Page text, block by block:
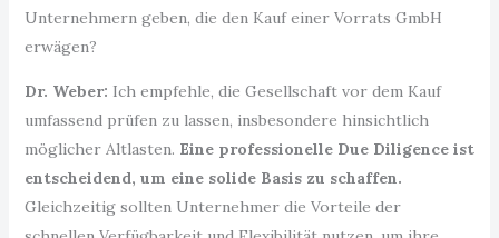
Unternehmern geben, die den Kauf einer Vorrats GmbH
erwägen?
Dr. Weber: Ich empfehle, die Gesellschaft vor dem Kauf
umfassend prüfen zu lassen, insbesondere hinsichtlich
möglicher Altlasten. Eine professionelle Due Diligence ist
entscheidend, um eine solide Basis zu schaffen.
Gleichzeitig sollten Unternehmer die Vorteile der